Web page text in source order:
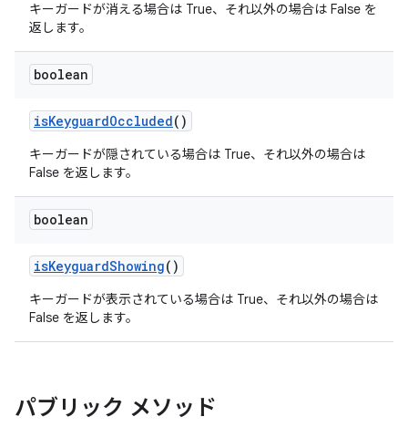
キーガードが消える場合は True、それ以外の場合は False を
返します。
boolean
isKeyguardOccluded()
キーガードが隠されている場合は True、それ以外の場合は
False を返します。
boolean
isKeyguardShowing()
キーガードが表示されている場合は True、それ以外の場合は
False を返します。
パブリック メソッド